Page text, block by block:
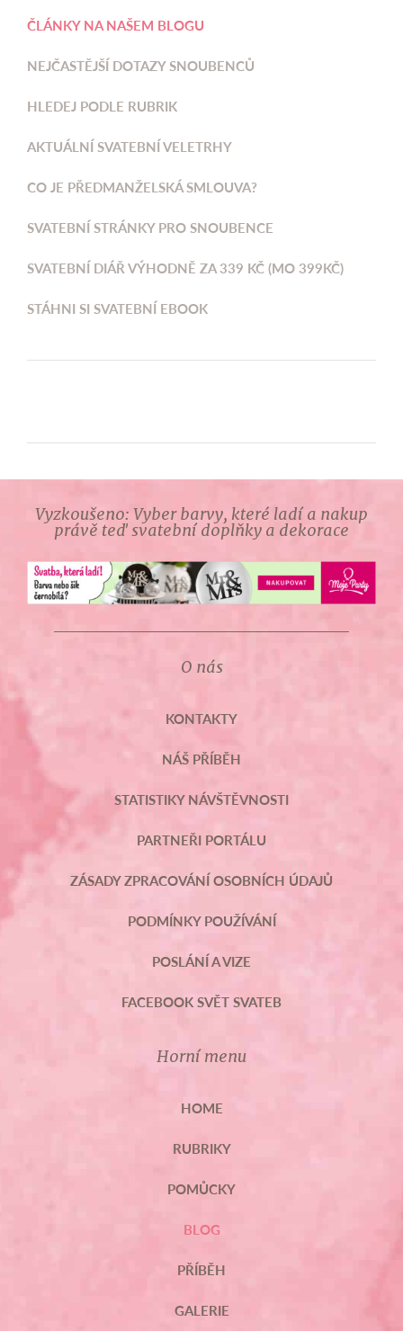
ČLÁNKY NA NAŠEM BLOGU
NEJČASTĚJŠÍ DOTAZY SNOUBENCŮ
HLEDEJ PODLE RUBRIK
AKTUÁLNÍ SVATEBNÍ VELETRHY
CO JE PŘEDMANŽELSKÁ SMLOUVA?
SVATEBNÍ STRÁNKY PRO SNOUBENCE
SVATEBNÍ DIÁŘ VÝHODNĚ ZA 339 KČ (MO 399KČ)
STÁHNI SI SVATEBNÍ EBOOK
Vyzkoušeno: Vyber barvy, které ladí a nakup
právě teď svatební doplňky a dekorace
O nás
KONTAKTY
NÁŠ PŘÍBĚH
STATISTIKY NÁVŠTĚVNOSTI
PARTNEŘI PORTÁLU
ZÁSADY ZPRACOVÁNÍ OSOBNÍCH ÚDAJŮ
PODMÍNKY POUŽÍVÁNÍ
POSLÁNÍ A VIZE
FACEBOOK SVĚT SVATEB
Horní menu
HOME
RUBRIKY
POMŮCKY
BLOG
PŘÍBĚH
GALERIE